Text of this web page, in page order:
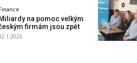
Miliardy na pomoc velkým
firmám jsou zpět